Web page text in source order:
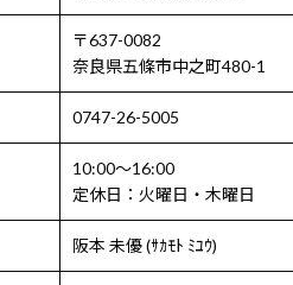
〒637-0082
奈良県五條市中之町480-1
0747-26-5005
10:00〜16:00
定休日：火曜日・木曜日
阪本 未優 (ｻｶﾓﾄ ﾐﾕｳ)